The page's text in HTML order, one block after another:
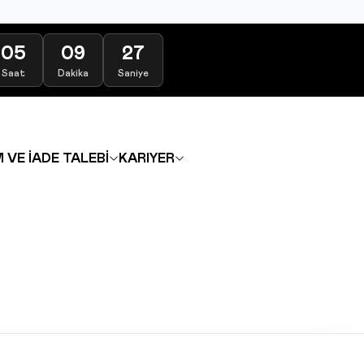
05
Saat
09
Dakika
26
Saniye
VE İADE TALEBİ KARIYER